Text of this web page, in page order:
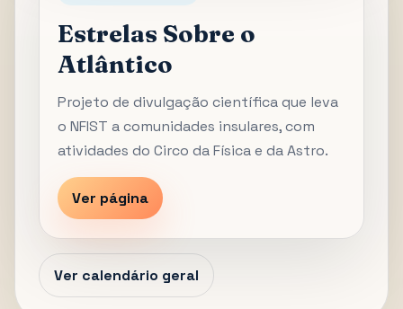
Estrelas Sobre o
Atlântico
Projeto de divulgação científica que leva
o NFIST a comunidades insulares, com
atividades do Circo da Física e da Astro.
Ver página
Ver calendário geral